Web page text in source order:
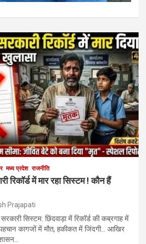
मध्य प्रदेश राजनीति
रिकॉर्ड में मार रहा सिस्टम ! कौन हैं
Prajapati
सरकारी सिस्टम: छिंदवाड़ा में रिकॉर्ड की कब्रगाह में
कागजों में मौत, हकीकत में जिंदगी… आखिर